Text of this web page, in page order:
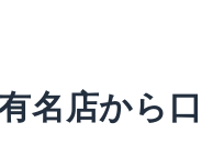
名店から口